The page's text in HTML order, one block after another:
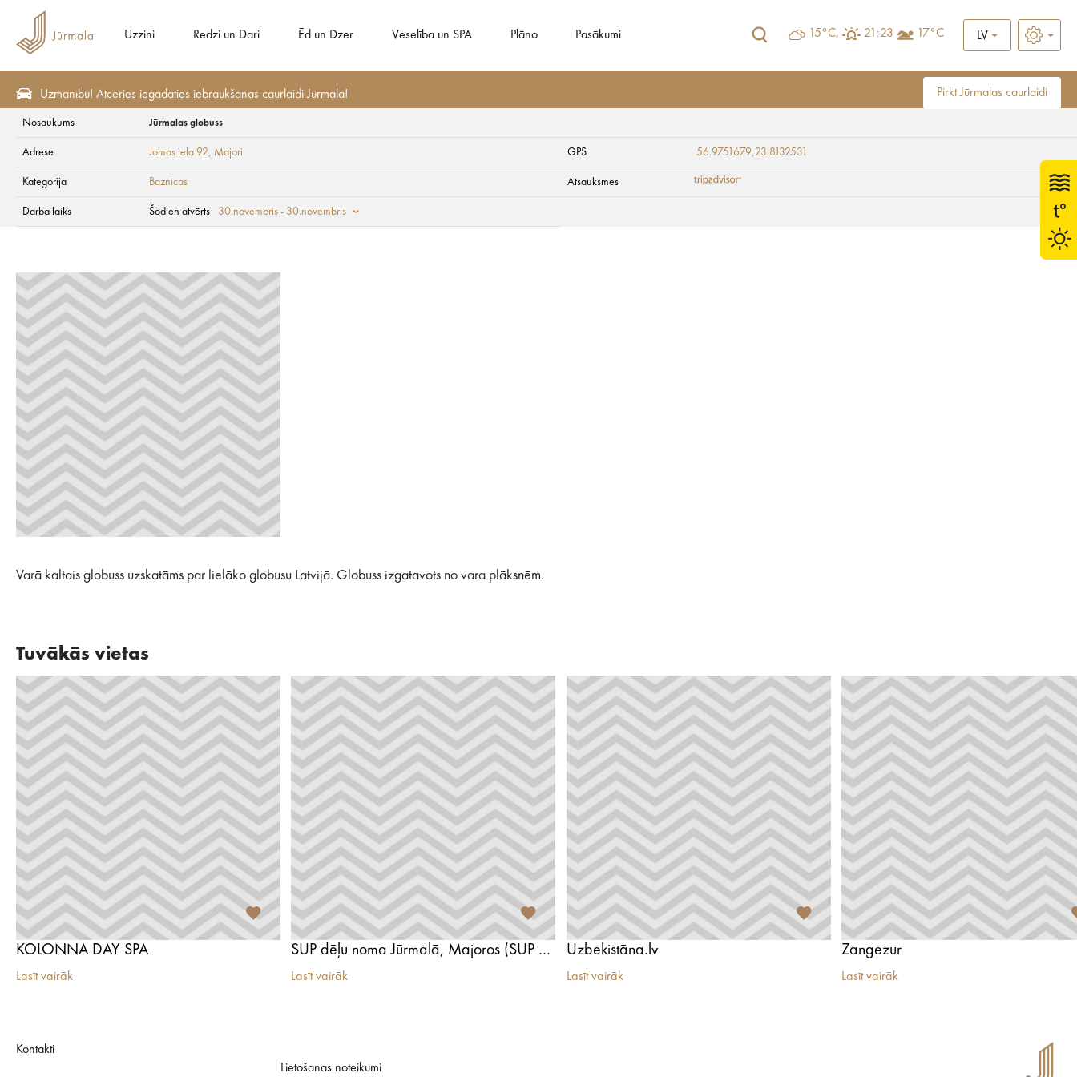
Uzzini Redzi un Dari Ēd un Dzer Veselība un SPA Plāno Pasākumi 15°C, 21:23 17°C LV
Uzmanību! Atceries iegādāties iebraukšanas caurlaidi Jūrmalā! Pirkt Jūrmalas caurlaidi
Baznīcas
Jūrmalas globuss
Nosaukums Jūrmalas globuss
Adrese Jomas iela 92, Majori GPS 56.9751679,23.8132531
Kategorija Baznīcas Atsauksmes
Darba laiks Šodien atvērts 30.novembris - 30.novembris
Varā kaltais globuss uzskatāms par lielāko globusu Latvijā. Globuss izgatavots no vara plāksnēm.
Tuvākās vietas
KOLONNA DAY SPA
Lasīt vairāk
SUP dēļu noma Jūrmalā, Majoros (SUP Brothers)
Lasīt vairāk
Uzbekistāna.lv
Lasīt vairāk
Zangezur
Lasīt vairāk
Kontakti
Lietošanas noteikumi